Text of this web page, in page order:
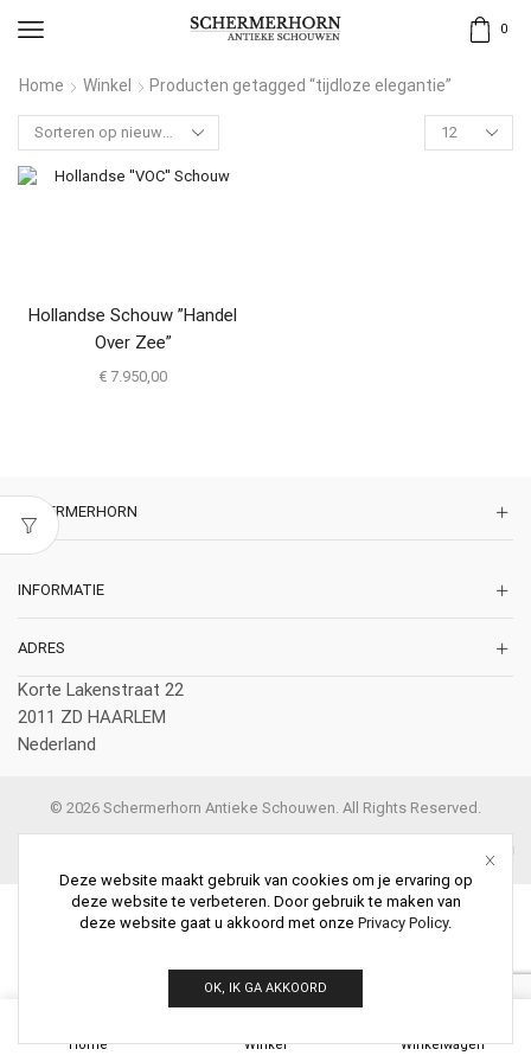
0
Home Winkel Producten getagged “tijdloze elegantie”
Hollandse Schouw ”Handel
Over Zee”
€ 7.950,00
SCHERMERHORN
INFORMATIE
ADRES
Korte Lakenstraat 22
2011 ZD HAARLEM
Nederland
© 2026 Schermerhorn Antieke Schouwen. All Rights Reserved.
Home Winkel Winkelwagen
Deze website maakt gebruik van cookies om je ervaring op
deze website te verbeteren. Door gebruik te maken van
deze website gaat u akkoord met onze Privacy Policy.
OK, IK GA AKKOORD